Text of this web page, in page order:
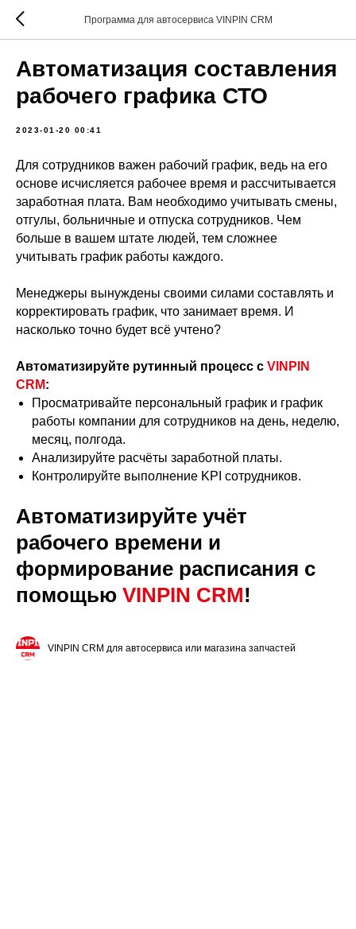
Программа для автосервиса VINPIN CRM
Автоматизация составления
рабочего графика СТО
2023-01-20 00:41
Для сотрудников важен рабочий график, ведь на его
основе исчисляется рабочее время и рассчитывается
заработная плата. Вам необходимо учитывать смены,
отгулы, больничные и отпуска сотрудников. Чем
больше в вашем штате людей, тем сложнее
учитывать график работы каждого.
Менеджеры вынуждены своими силами составлять и
корректировать график, что занимает время. И
насколько точно будет всё учтено?
Автоматизируйте рутинный процесс с VINPIN
CRM:
Просматривайте персональный график и график
работы компании для сотрудников на день, неделю,
месяц, полгода.
Анализируйте расчёты заработной платы.
Контролируйте выполнение KPI сотрудников.
Автоматизируйте учёт
рабочего времени и
формирование расписания с
помощью VINPIN CRM!
VINPIN CRM для автосервиса или магазина запчастей